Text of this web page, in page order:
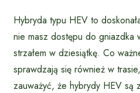
Hybryda typu HEV to
nie masz dostępu do gniazdka
strzałem w dziesiątkę. Co
sprawdzają się również w
zauważyć, że hybrydy HEV są